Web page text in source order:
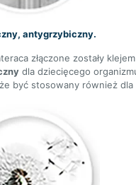
antygrzybiczny.
złączone zostały
dla dziecięcego
być stosowany również dla